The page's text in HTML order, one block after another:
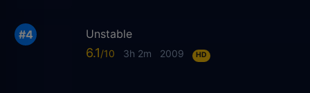
Unstable
6.1 3h 2m 2009 HD